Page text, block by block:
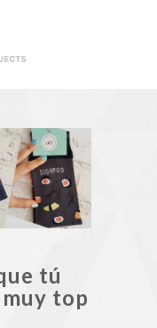
tú
top